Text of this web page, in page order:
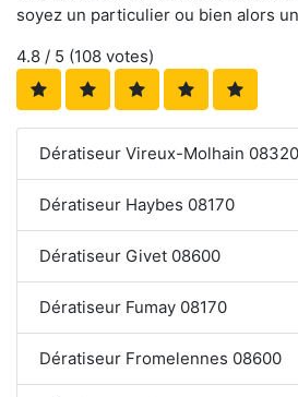
soyez un particulier ou bien alors
4.8 / 5 (108 votes)
Dératiseur Vireux-Molhain 08320
Dératiseur Haybes 08170
Dératiseur Givet 08600
Dératiseur Fumay 08170
Dératiseur Fromelennes 08600